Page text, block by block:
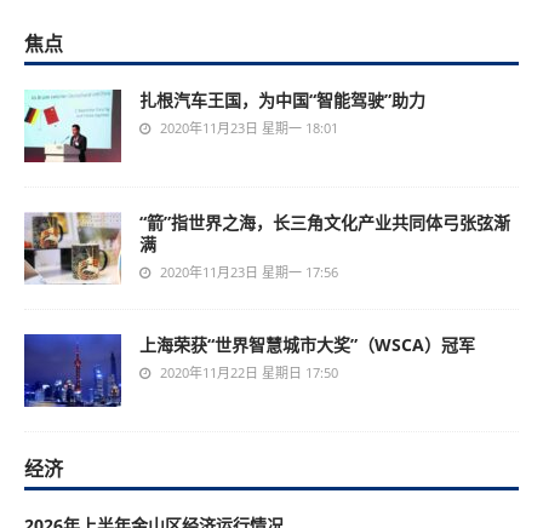
焦点
扎根汽车王国，为中国“智能驾驶”助力
2020年11月23日 星期一 18:01
“箭”指世界之海，长三角文化产业共同体弓张弦渐
满
2020年11月23日 星期一 17:56
上海荣获“世界智慧城市大奖”（WSCA）冠军
2020年11月22日 星期日 17:50
经济